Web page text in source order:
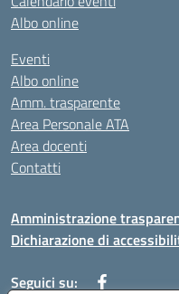
Albo online
Eventi
Albo online
Amm. trasparente
Area Personale ATA
Area docenti
Contatti
Amministrazione
Dichiarazione di
Seguici su: